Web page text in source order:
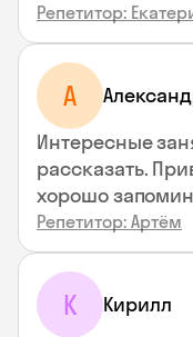
Репетитор:
А
Интересные
рассказать.
хорошо
Репетитор: Артём
К Кирилл